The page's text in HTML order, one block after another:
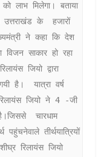
लाभ मिलेगा। बताया
के  हजारों
ने कहा कि देश
साकार हो रहा
जियो द्वारा
है।  यात्रा वर्ष
जियो ने 4 -जी
चारधाम
तीर्थयात्रियों
रिलायंस जियो